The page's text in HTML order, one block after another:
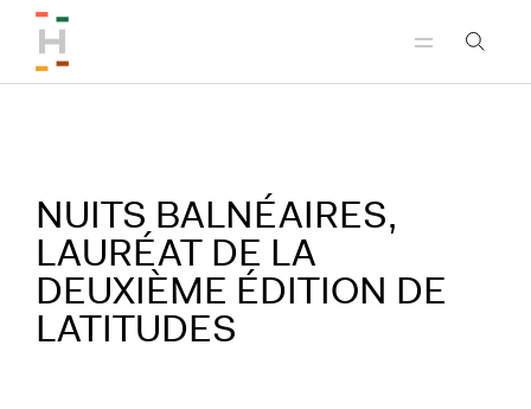
NUITS BALNÉAIRES,
LAURÉAT DE LA
DEUXIÈME ÉDITION DE
LATITUDES